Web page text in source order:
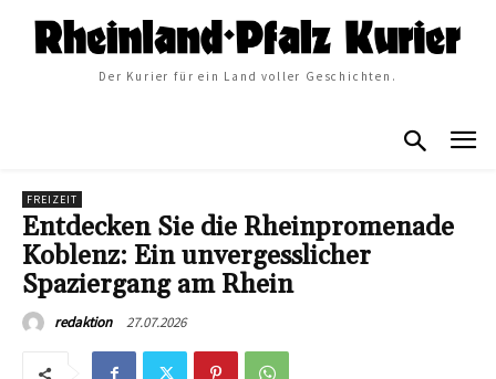
Der Kurier für ein Land voller Geschichten.
FREIZEIT
Entdecken Sie die Rheinpromenade
Koblenz: Ein unvergesslicher
Spaziergang am Rhein
redaktion 27.07.2026